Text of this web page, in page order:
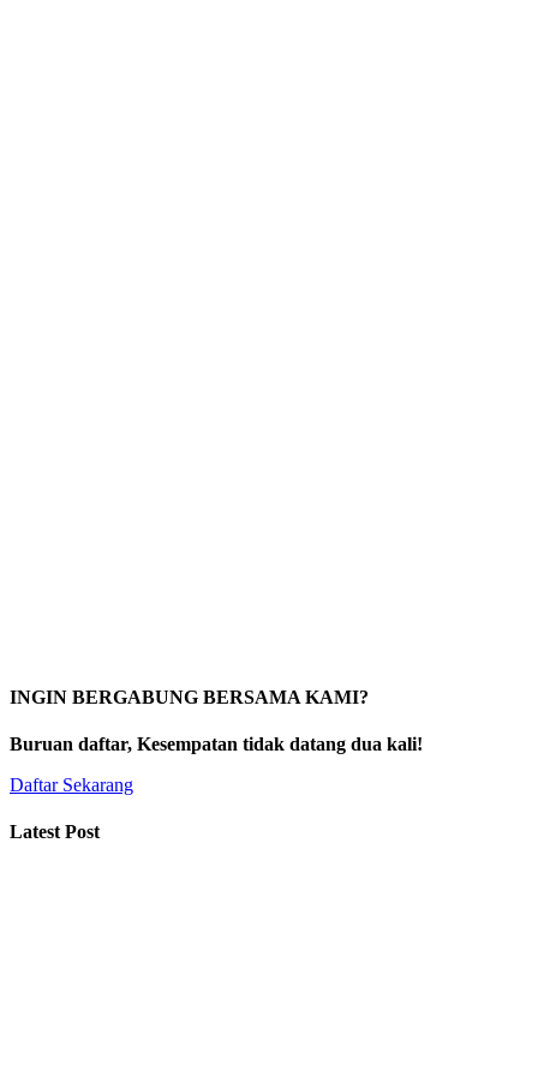
INGIN BERGABUNG BERSAMA KAMI?
Buruan daftar, Kesempatan tidak datang dua kali!
Daftar Sekarang
Latest Post